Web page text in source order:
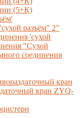
(5+К)
разъём" 2"
'сухой
"Сухой
соединения
кран
кран ZYQ-